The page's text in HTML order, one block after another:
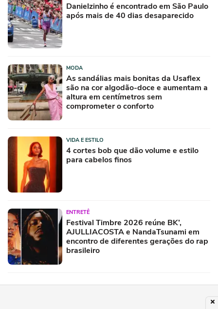
Danielzinho é encontrado em São Paulo
após mais de 40 dias desaparecido
MODA
As sandálias mais bonitas da Usaflex
são na cor algodão-doce e aumentam a
altura em centímetros sem
comprometer o conforto
VIDA E ESTILO
4 cortes bob que dão volume e estilo
para cabelos finos
ENTRETÊ
Festival Timbre 2026 reúne BK’,
AJULLIACOSTA e NandaTsunami em
encontro de diferentes gerações do rap
brasileiro